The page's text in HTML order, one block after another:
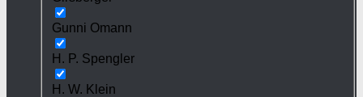
Gunni Omann
H. P. Spengler
H. W. Klein